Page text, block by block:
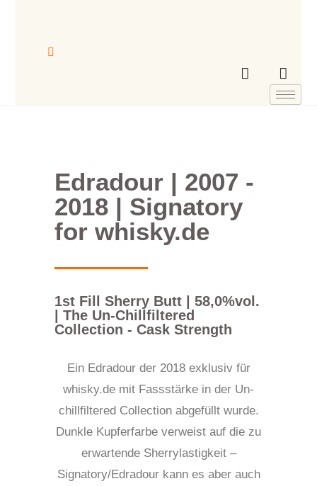
Edradour | 2007 -
2018 | Signatory
for whisky.de
1st Fill Sherry Butt | 58,0%vol.
| The Un-Chillfiltered
Collection - Cask Strength
Ein Edradour der 2018 exklusiv für
whisky.de mit Fassstärke in der Un-
chillfiltered Collection abgefüllt wurde.
Dunkle Kupferfarbe verweist auf die zu
erwartende Sherrylastigkeit –
Signatory/Edradour kann es aber auch